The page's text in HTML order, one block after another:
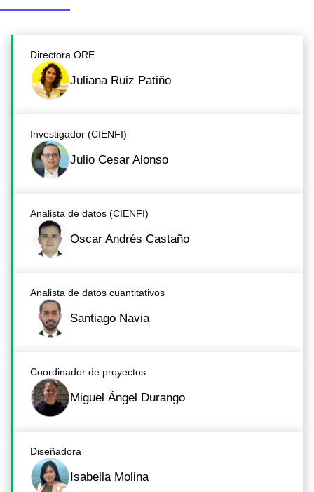
Directora ORE
Juliana Ruiz Patiño
Investigador (CIENFI)
Julio Cesar Alonso
Analista de datos (CIENFI)
Oscar Andrés Castaño
Analista de datos cuantitativos
Santiago Navia
Coordinador de proyectos
Miguel Ángel Durango
Diseñadora
Isabella Molina